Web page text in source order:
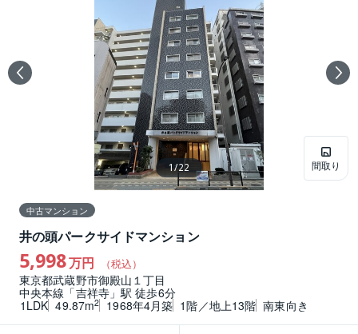
間取り
1/22
中古マンション
井の頭パークサイドマンション
5,998万円 （税込）
東京都武蔵野市御殿山１丁目
中央本線「吉祥寺」駅 徒歩6分
1LDK 49.87m2 1968年4月築 1階／地上13階 南東向き